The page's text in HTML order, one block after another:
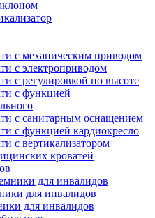
с механическим приводом
с электроприводом
с регулировкой по высоте
с функцией
с санитарным оснащением
с функцией кардиокресло
с вертикализатором
кроватей
для инвалидов
для инвалидов
для инвалидов